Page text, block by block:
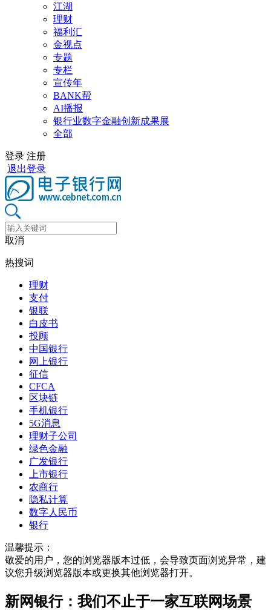
江湖
理财
福利汇
金视点
专题
专栏
宣传年
BANK帮
AI播报
银行业数字金融创新成果展
全部
登录 注册
退出登录
取消
热搜词
理财
支付
银联
白皮书
投顾
中国银行
网上银行
征信
CFCA
区块链
手机银行
5G消息
理财子公司
绿色金融
广发银行
上市银行
农商行
隐私计算
数字人民币
银行
温馨提示：
敬爱的用户，您的浏览器版本过低，会导致页面浏览异常，建
议您升级浏览器版本或更换其他浏览器打开。
新网银行：我们不止于一家互联网场景